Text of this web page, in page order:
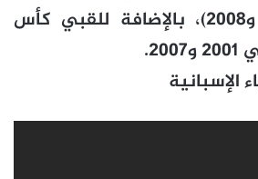
متتاليتين (2007 و2008)، بالإضافة للقبي كأس
الإسبانية